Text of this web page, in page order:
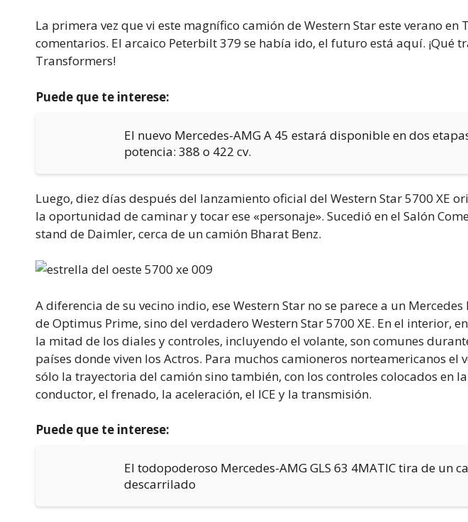
La primera vez que vi este magnífico camión de Western Star este verano en
comentarios. El arcaico Peterbilt 379 se había ido, el futuro está aquí. ¡Qué
Transformers!
Puede que te interese:
El nuevo Mercedes-AMG A 45 estará disponible en dos
potencia: 388 o 422 cv.
Luego, diez días después del lanzamiento oficial del Western Star 5700 XE
la oportunidad de caminar y tocar ese «personaje». Sucedió en el Salón
stand de Daimler, cerca de un camión Bharat Benz.
A diferencia de su vecino indio, ese Western Star no se parece a un Mercedes
de Optimus Prime, sino del verdadero Western Star 5700 XE. En el interior,
la mitad de los diales y controles, incluyendo el volante, son comunes
países donde viven los Actros. Para muchos camioneros norteamericanos el
sólo la trayectoria del camión sino también, con los controles colocados en
conductor, el frenado, la aceleración, el ICE y la transmisión.
Puede que te interese:
El todopoderoso Mercedes-AMG GLS 63 4MATIC tira de un
descarrilado